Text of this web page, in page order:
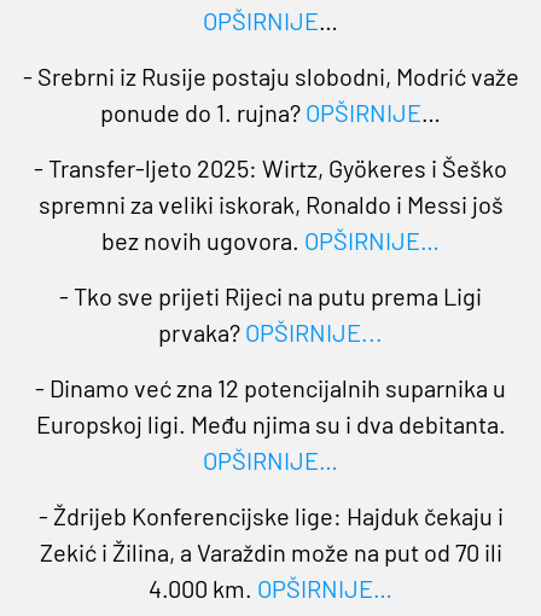
OPŠIRNIJE…
- Srebrni iz Rusije postaju slobodni, Modrić važe
ponude do 1. rujna? OPŠIRNIJE…
- Transfer-ljeto 2025: Wirtz, Gyökeres i Šeško
spremni za veliki iskorak, Ronaldo i Messi još
bez novih ugovora. OPŠIRNIJE…
- Tko sve prijeti Rijeci na putu prema Ligi
prvaka? OPŠIRNIJE...
- Dinamo već zna 12 potencijalnih suparnika u
Europskoj ligi. Među njima su i dva debitanta.
OPŠIRNIJE…
- Ždrijeb Konferencijske lige: Hajduk čekaju i
Zekić i Žilina, a Varaždin može na put od 70 ili
4.000 km. OPŠIRNIJE…